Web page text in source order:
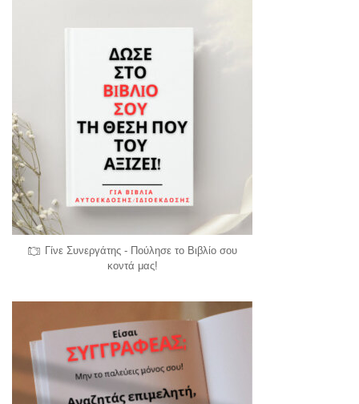
Γίνε Συνεργάτης - Πούλησε το Βιβλίο σου
κοντά μας!